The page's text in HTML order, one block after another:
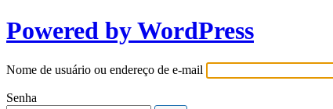
Powered by WordPress
Nome de usuário ou endereço de e-mail
Senha